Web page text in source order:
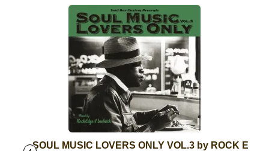
SOUL MUSIC LOVERS ONLY VOL.3 by ROCK E